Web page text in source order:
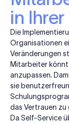
in
Die
Organisationen
Veränderungen
Mitarbeiter
anzupassen.
sie
das Vertrauen zu
Da Self-Service